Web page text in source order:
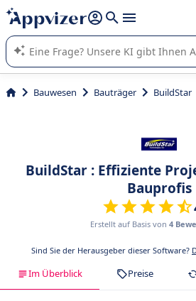
beantworten (mehrere Zeilen mit
Die KI von Appvizer führt Sie bei der
von SaaS-Software in Unternehmen.
Bauwesen Bauträger BuildStar
BuildStar : Effiziente
Bauprofis
Erstellt auf Basis von 4
Sind Sie der Herausgeber dieser Software?
Im Überblick Preise